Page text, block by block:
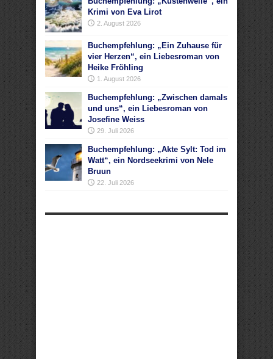
Krimi von Eva Lirot
2. August 2026
Buchempfehlung: „Ein Zuhause für
vier Herzen“, ein Liebesroman von
Heike Fröhling
1. August 2026
Buchempfehlung: „Zwischen damals
und uns“, ein Liebesroman von
Josefine Weiss
29. Juli 2026
Buchempfehlung: „Akte Sylt: Tod im
Watt“, ein Nordseekrimi von Nele
Bruun
22. Juli 2026